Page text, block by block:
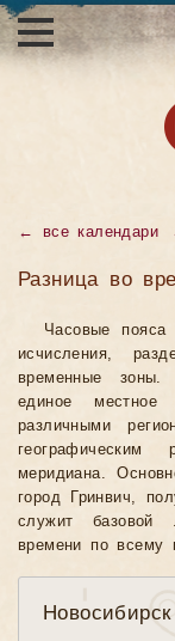
← все календари
Разница во
Часовые пояса
исчисления,
временные зоны.
единое
различными
географическим
меридиана.
город Гринвич,
служит базовой
времени по всему
Новосибирск